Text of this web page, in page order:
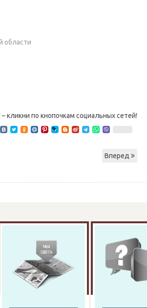
области
кликни по кнопочкам социальных сетей!
Вперед